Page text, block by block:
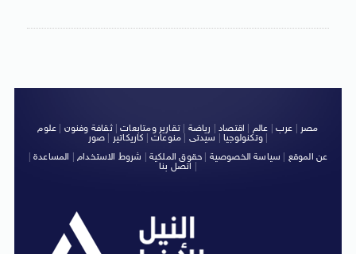
مصر عرب عالم اقتصاد رياضة |تقارير ومتابعات|ثقافة وفنون
علوم
وتكنولوجيا| سيدتى منوعات كاريكاتير صور
|
عن الموقع
سياسة الخصوصية حقوق الملكية شروط الاستخدام| المساعدة|
اتصل بنا